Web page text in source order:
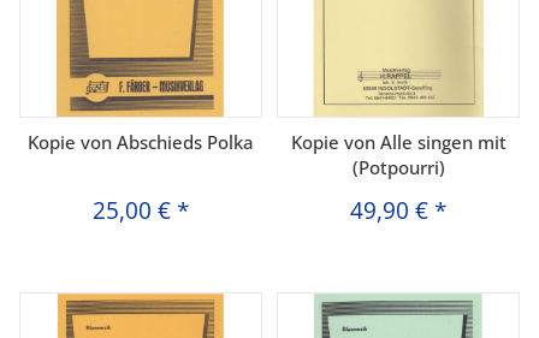
Kopie von Abschieds Polka
25,00 € *
Kopie von Alle singen mit
(Potpourri)
49,90 € *